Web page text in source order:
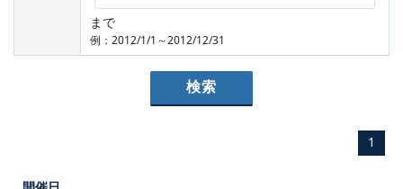
まで
例：2012/1/1～2012/12/31
1